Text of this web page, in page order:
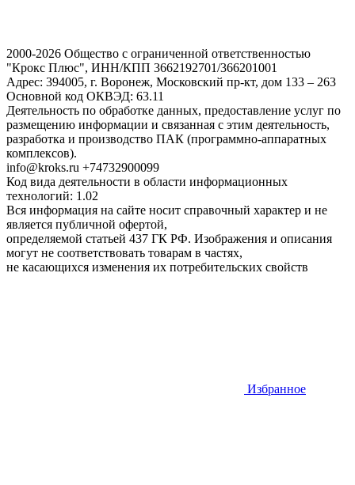
2000-2026 Общество с ограниченной ответственностью
"Крокс Плюс", ИНН/КПП 3662192701/366201001
Адрес: 394005, г. Воронеж, Московский пр-кт, дом 133 – 263
Основной код ОКВЭД: 63.11
Деятельность по обработке данных, предоставление услуг по
размещению информации и связанная с этим деятельность,
разработка и производство ПАК (программно-аппаратных
комплексов).
info@kroks.ru +74732900099
Код вида деятельности в области информационных
технологий: 1.02
Вся информация на сайте носит справочный характер и не
является публичной офертой,
определяемой статьей 437 ГК РФ. Изображения и описания
могут не соответствовать товарам в частях,
не касающихся изменения их потребительских свойств
Избранное